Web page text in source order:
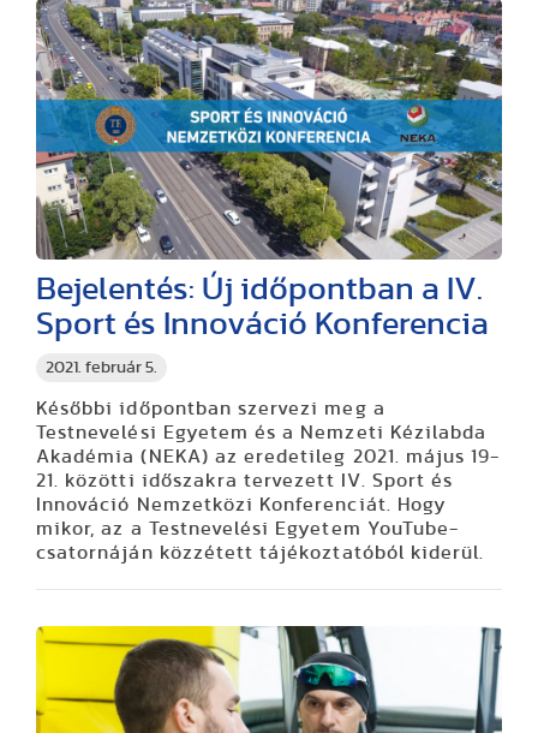
2021. február 5.
Bejelentés: Új időpontban a IV.
Sport és Innováció Konferencia
Későbbi időpontban szervezi meg a
Testnevelési Egyetem és a Nemzeti Kézilabda
Akadémia (NEKA) az eredetileg 2021. május 19-
21. közötti időszakra tervezett IV. Sport és
Innováció Nemzetközi Konferenciát. Hogy
mikor, az a Testnevelési Egyetem YouTube-
csatornáján közzétett tájékoztatóból kiderül.